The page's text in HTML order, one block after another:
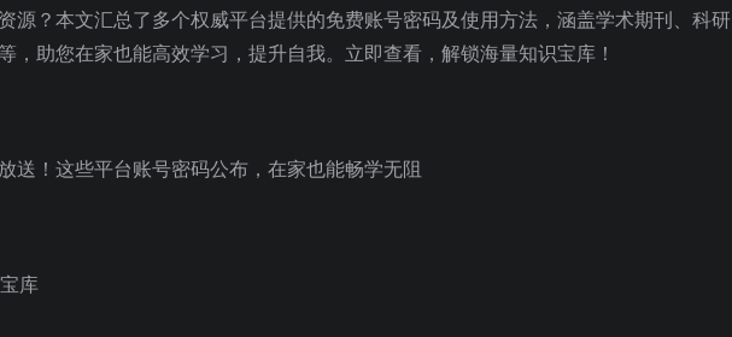
源？本文汇总了多个权威平台提供的免费账号密码及使用方法，涵盖学术期刊、科研
，助您在家也能高效学习，提升自我。立即查看，解锁海量知识宝库！
送！这些平台账号密码公布，在家也能畅学无阻
库